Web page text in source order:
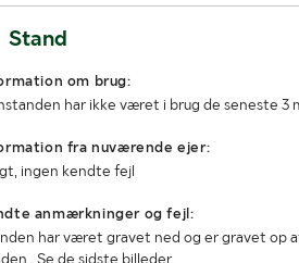
Stand
om brug:
har ikke været i brug de seneste 3
fra nuværende ejer:
ingen kendte fejl
anmærkninger og fejl:
har været gravet ned og er gravet op
. Se de sidste billeder.